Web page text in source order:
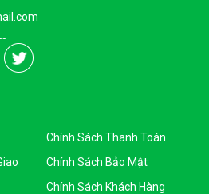
cuaphatdat
Hồ Chí Minh
SX - TM CỬA PHÁT ĐẠT
Chính Sách Thanh Toán
Chính Sách Bảo Mật
Chính Sách Khách Hàng